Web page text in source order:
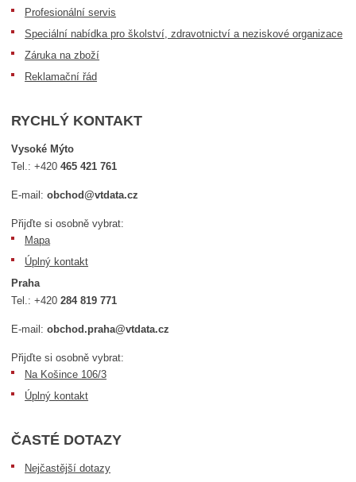
Profesionální servis
Speciální nabídka pro školství, zdravotnictví a neziskové organizace
Záruka na zboží
Reklamační řád
RYCHLÝ KONTAKT
Vysoké Mýto
Tel.:+420465 421 761
E-mail:obchod@vtdata.cz
Přijďte si osobně vybrat:
Mapa
Úplný kontakt
Praha
Tel.:+420284 819 771
E-mail:obchod.praha@vtdata.cz
Přijďte si osobně vybrat:
Na Košince 106/3
Úplný kontakt
ČASTÉ DOTAZY
Nejčastější dotazy